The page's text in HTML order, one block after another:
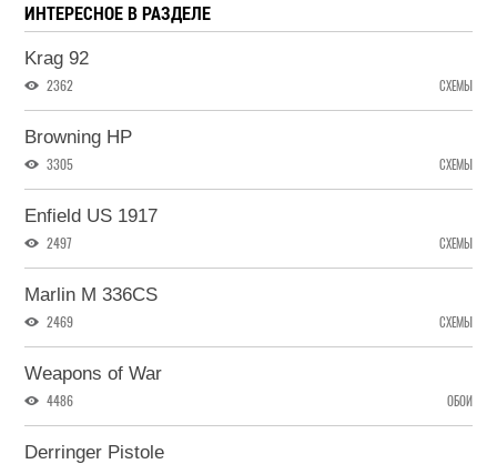
ИНТЕРЕСНОЕ В РАЗДЕЛЕ
Krag 92
2362 СХЕМЫ
Browning HP
3305 СХЕМЫ
Enfield US 1917
2497 СХЕМЫ
Marlin M 336CS
2469 СХЕМЫ
Weapons of War
4486 ОБОИ
Derringer Pistole